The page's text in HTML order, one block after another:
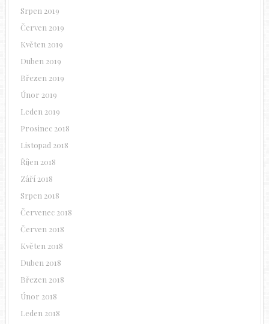
Srpen 2019
Červen 2019
Květen 2019
Duben 2019
Březen 2019
Únor 2019
Leden 2019
Prosinec 2018
Listopad 2018
Říjen 2018
Září 2018
Srpen 2018
Červenec 2018
Červen 2018
Květen 2018
Duben 2018
Březen 2018
Únor 2018
Leden 2018